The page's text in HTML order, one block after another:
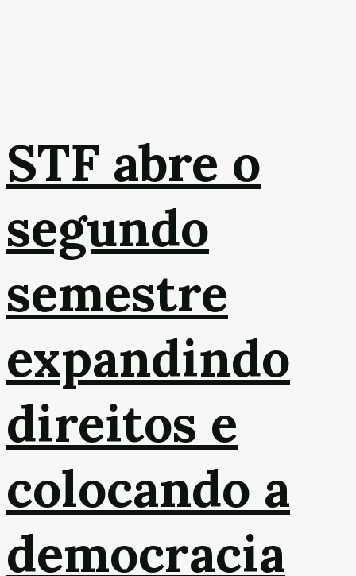
STF abre o
segundo
semestre
expandindo
direitos e
colocando a
democracia